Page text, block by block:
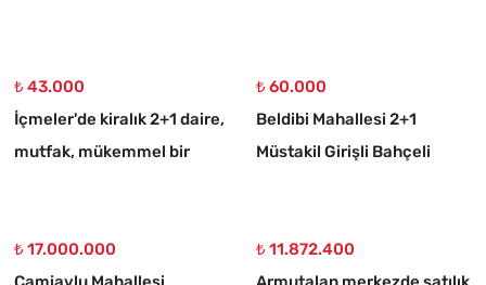
₺ 43.000
İçmeler'de kiralık 2+1 daire,
mutfak, mükemmel bir
₺ 60.000
Beldibi Mahallesi 2+1
Müstakil Girişli Bahçeli
₺ 17.000.000
₺ 11.872.400